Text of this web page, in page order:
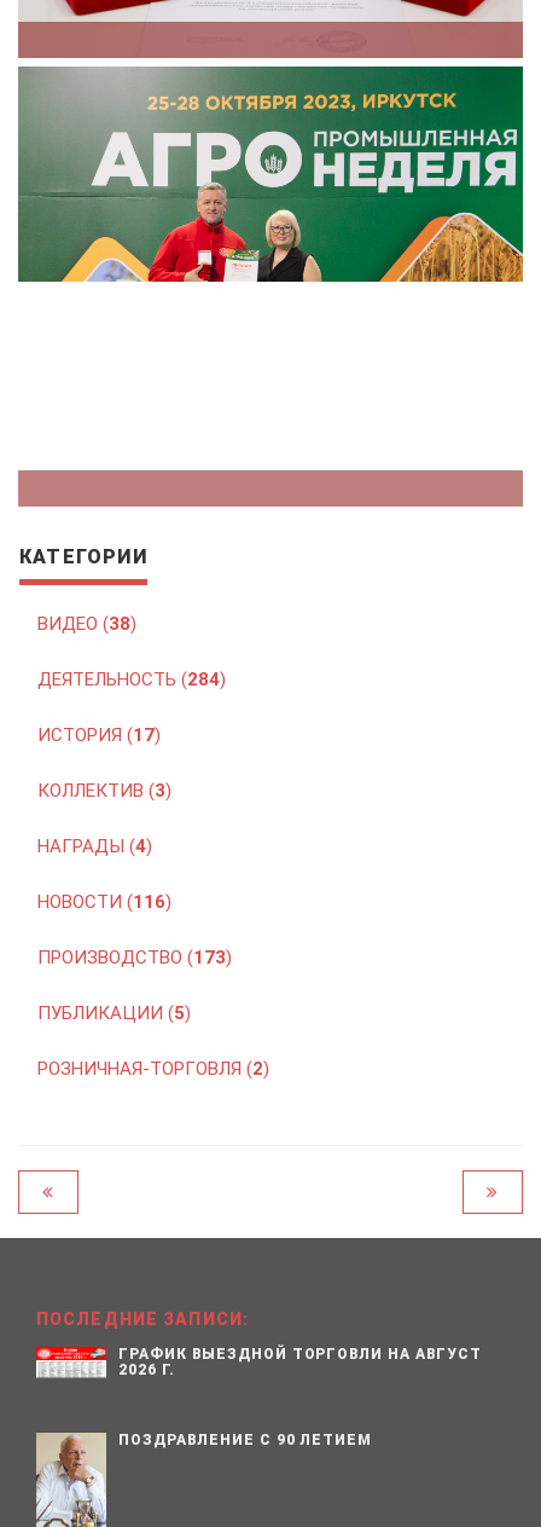
КАТЕГОРИИ
ВИДЕО (38)
ДЕЯТЕЛЬНОСТЬ (284)
ИСТОРИЯ (17)
КОЛЛЕКТИВ (3)
НАГРАДЫ (4)
НОВОСТИ (116)
ПРОИЗВОДСТВО (173)
ПУБЛИКАЦИИ (5)
РОЗНИЧНАЯ-ТОРГОВЛЯ (2)
ПОСЛЕДНИЕ ЗАПИСИ:
ГРАФИК ВЫЕЗДНОЙ ТОРГОВЛИ НА АВГУСТ
2026 Г.
ПОЗДРАВЛЕНИЕ С 90 ЛЕТИЕМ